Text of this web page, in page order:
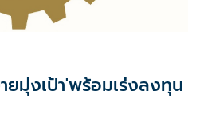
ยมุ่งเป้า'พร้อมเร่งลงทุน